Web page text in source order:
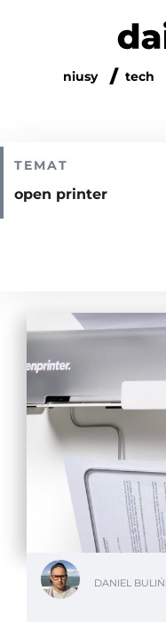
niusy tech
TEMAT
open printer
DANIEL